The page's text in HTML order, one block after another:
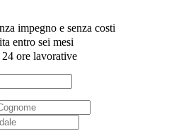
impegno e senza costi
entro sei mesi
ore lavorative